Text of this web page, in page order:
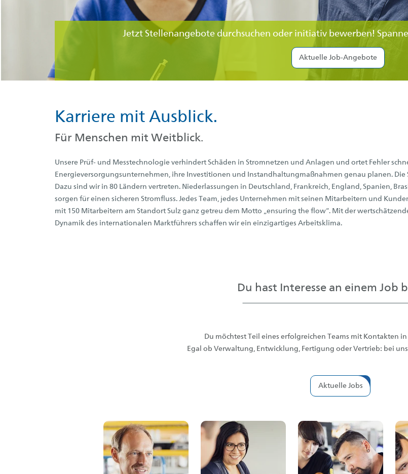
Jetzt Stellenangebote durchsuchen oder initiativ bewerben!
Aktuelle Job-Angebote
Karriere mit Ausblick.
Für Menschen mit Weitblick.
Unsere Prüf- und Messtechnologie verhindert Schäden in Stromnetzen und Anlagen und ortet Fehler
Energieversorgungsunternehmen, ihre Investitionen und Instandhaltungmaßnahmen genau planen. Die
Dazu sind wir in 80 Ländern vertreten. Niederlassungen in Deutschland, Frankreich, England, Spanien,
sorgen für einen sicheren Stromfluss. Jedes Team, jedes Unternehmen mit seinen Mitarbeitern und
mit 150 Mitarbeitern am Standort Sulz ganz getreu dem Motto „ensuring the flow“. Mit der
Dynamik des internationalen Marktführers schaffen wir ein einzigartiges Arbeitsklima.
Du hast Interesse an einem Job
Du möchtest Teil eines erfolgreichen Teams mit Kontakten
Egal ob Verwaltung, Entwicklung, Fertigung oder Vertrieb: bei
Aktuelle Jobs